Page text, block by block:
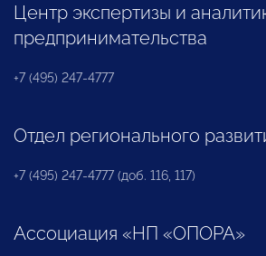
Центр экспертизы и
предпринимательства
+7 (495) 247-4777
Отдел регионального
+7 (495) 247-4777 (доб. 116, 117)
Ассоциация «НП «ОПОРА»